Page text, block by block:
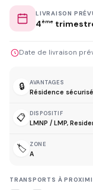
LIVRAISON
4ème
Date de livraison
🔒 AVANTAGES
Résidence
📋 DISPOSITIF
LMNP / LMP,
🏷️ ZONE
A
TRANSPORTS À